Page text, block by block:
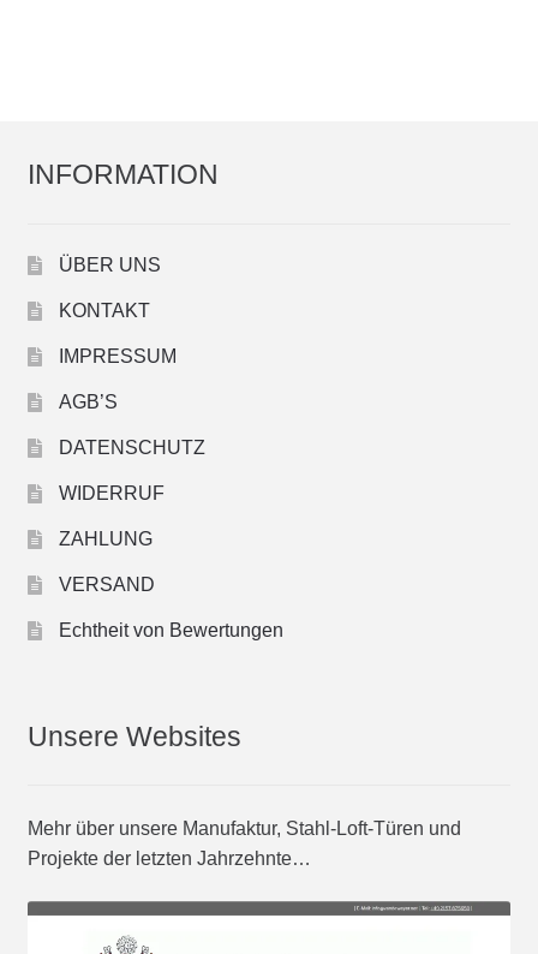
INFORMATION
ÜBER UNS
KONTAKT
IMPRESSUM
AGB’S
DATENSCHUTZ
WIDERRUF
ZAHLUNG
VERSAND
Echtheit von Bewertungen
Unsere Websites
Mehr über unsere Manufaktur, Stahl-Loft-Türen und
Projekte der letzten Jahrzehnte…